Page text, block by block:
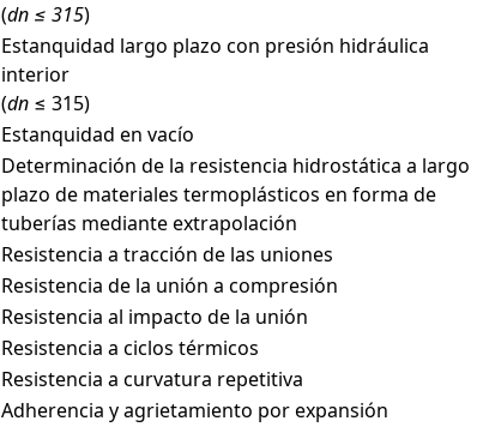
(dn ≤ 315)
Estanquidad largo plazo con presión hidráulica
interior
(dn ≤ 315)
Estanquidad en vacío
Determinación de la resistencia hidrostática a largo
plazo de materiales termoplásticos en forma de
tuberías mediante extrapolación
Resistencia a tracción de las uniones
Resistencia de la unión a compresión
Resistencia al impacto de la unión
Resistencia a ciclos térmicos
Resistencia a curvatura repetitiva
Adherencia y agrietamiento por expansión